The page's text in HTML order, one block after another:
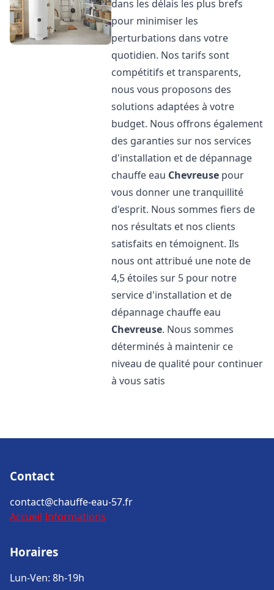
dans les délais les plus brefs
pour minimiser les
perturbations dans votre
quotidien. Nos tarifs sont
compétitifs et transparents,
nous vous proposons des
solutions adaptées à votre
budget. Nous offrons également
des garanties sur nos services
d'installation et de dépannage
chauffe eau Chevreuse pour
vous donner une tranquillité
d'esprit. Nous sommes fiers de
nos résultats et nos clients
satisfaits en témoignent. Ils
nous ont attribué une note de
4,5 étoiles sur 5 pour notre
service d'installation et de
dépannage chauffe eau
Chevreuse. Nous sommes
déterminés à maintenir ce
niveau de qualité pour continuer
à vous satis
Contact
contact@chauffe-eau-57.fr
Accueil Informations
Horaires
Lun-Ven: 8h-19h